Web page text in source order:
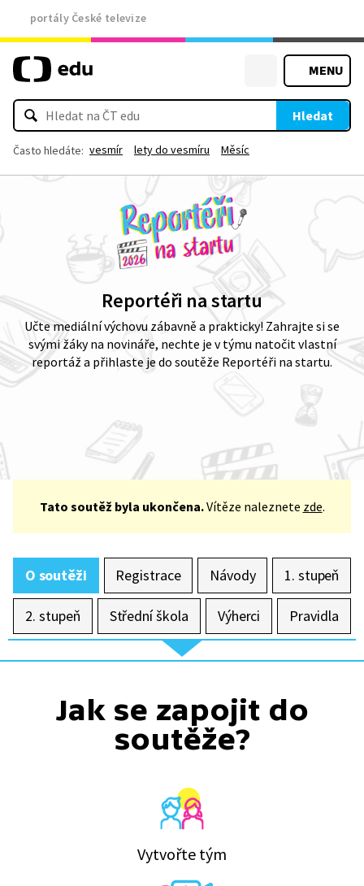
portály České televize
MENU
Hledat
Často hledáte: vesmír lety do vesmíru Měsíc
Reportéři na startu
Učte mediální výchovu zábavně a prakticky! Zahrajte si se
svými žáky na novináře, nechte je v týmu natočit vlastní
reportáž a přihlaste je do soutěže Reportéři na startu.
Tato soutěž byla ukončena.Vítěze naleznete zde.
O soutěži Registrace Návody 1. stupeň
2. stupeň Střední škola Výherci Pravidla
Jak se zapojit do
soutěže?
Vytvořte tým